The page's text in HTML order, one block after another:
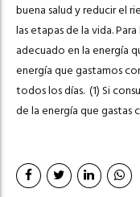
buena salud y reducir el
las etapas de la vida.
adecuado en la energía
energía que gastamos
todos los días. (1) Si
de la energía que gastas